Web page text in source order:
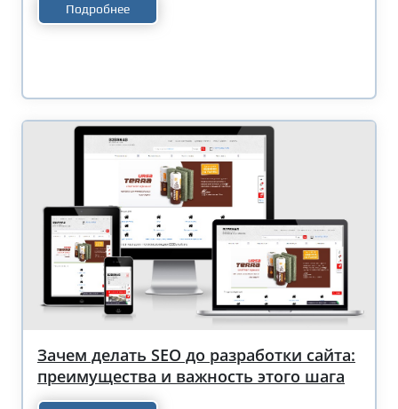
Подробнее
Зачем делать SEO до разработки сайта:
преимущества и важность этого шага